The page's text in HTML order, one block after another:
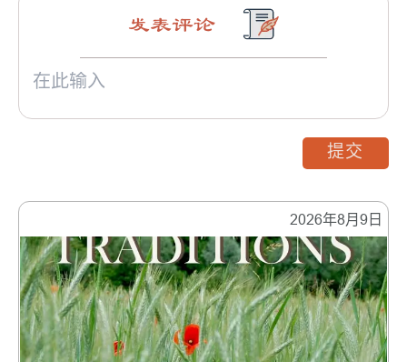
2026年8月9日
发表评论
提交